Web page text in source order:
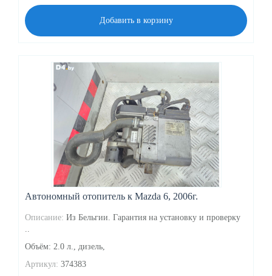
Добавить в корзину
Автономный отопитель к Mazda 6, 2006г.
Описание: Из Бельгии. Гарантия на установку и проверку
Объём: 2.0 л., дизель,
Артикул: 374383